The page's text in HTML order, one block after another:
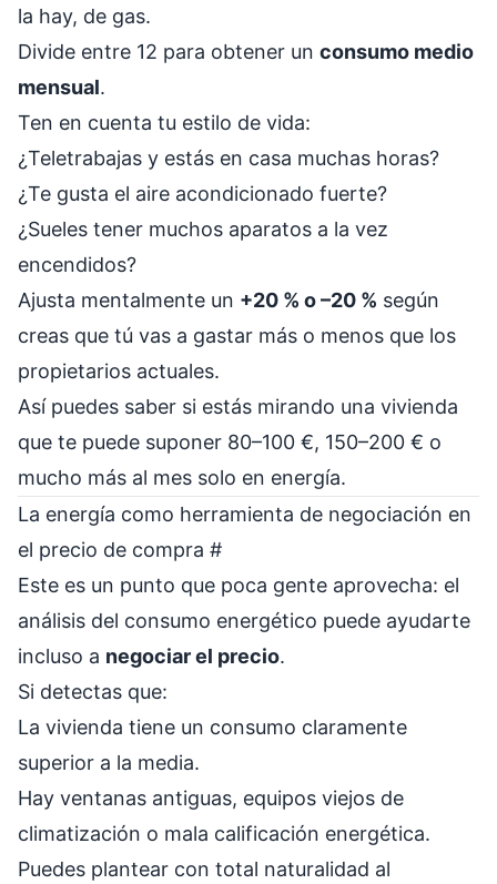
la hay, de gas.
Divide entre 12 para obtener un consumo medio
mensual.
Ten en cuenta tu estilo de vida:
¿Teletrabajas y estás en casa muchas horas?
¿Te gusta el aire acondicionado fuerte?
¿Sueles tener muchos aparatos a la vez
encendidos?
Ajusta mentalmente un +20 % o –20 % según
creas que tú vas a gastar más o menos que los
propietarios actuales.
Así puedes saber si estás mirando una vivienda
que te puede suponer 80–100 €, 150–200 € o
mucho más al mes solo en energía.
La energía como herramienta de negociación en
el precio de compra #
Este es un punto que poca gente aprovecha: el
análisis del consumo energético puede ayudarte
incluso a negociar el precio.
Si detectas que:
La vivienda tiene un consumo claramente
superior a la media.
Hay ventanas antiguas, equipos viejos de
climatización o mala calificación energética.
Puedes plantear con total naturalidad al